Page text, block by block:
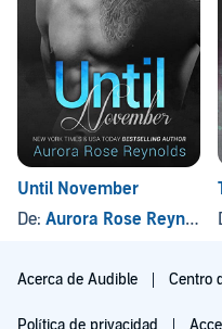
Until November
De: Aurora Rose Reynolds
Acerca de Audible Centro
Política de privacidad